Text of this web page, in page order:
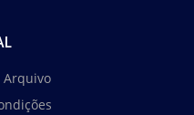
Arquivo